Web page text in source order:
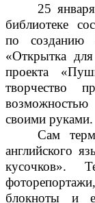
25
библиотеке
по созданию
«Открытка
проекта
творчество
своими руками.
Сам
английского
кусочков».
блокноты и